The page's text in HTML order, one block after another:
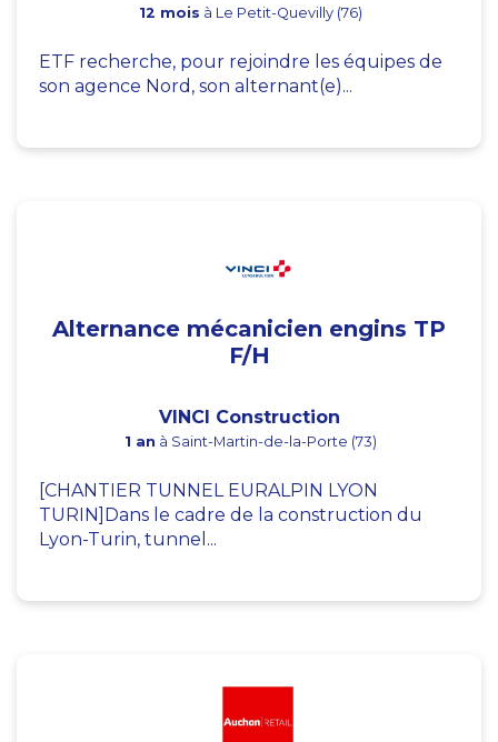
12 mois à Le Petit-Quevilly (76)
ETF recherche, pour rejoindre les équipes de
son agence Nord, son alternant(e)...
Alternance mécanicien engins TP
F/H
VINCI Construction
1 an à Saint-Martin-de-la-Porte (73)
[CHANTIER TUNNEL EURALPIN LYON
TURIN]Dans le cadre de la construction du
Lyon-Turin, tunnel...